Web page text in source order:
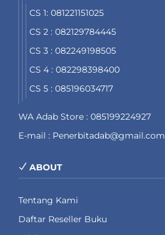
CS 1: 081221151025
CS 2 : 082129784445
CS 3 : 082249198505
CS 4 : 082298398400
CS 5 : 085196034717
WA Adab Store : 085199224927
E-mail : Penerbitadab@gmail.com
ABOUT
Tentang Kami
Daftar Reseller Buku